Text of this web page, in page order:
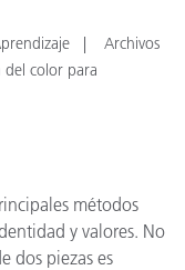
Archivos
del color para
métodos
y valores. No
dos piezas es